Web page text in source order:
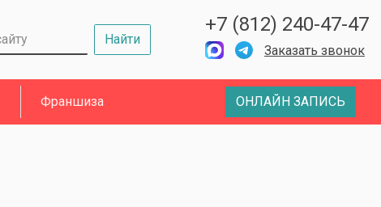
Найти
+7 (812) 240-47-47
Заказать звонок
Франшиза ОНЛАЙН ЗАПИСЬ